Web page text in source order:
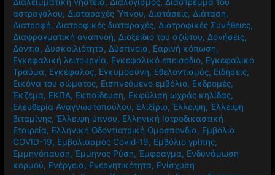
Διαλειμματική νηστεία,Διαλογισμός,Διάστρεμμα του
αστραγάλου,Διαταραχές Ύπνου,Διατάσεις,Διάταση,
Διατροφή,Διατροφικές διαταραχές,Διατροφικές Συνήθειες,
Διαφραγματική αναπνοή,Διοξείδιο του αζώτου,Δονήσεις,
Δόντια,Δυσκοιλιότητα,Δύσπνοια, Εαρινή κόπωση,
Εγκεφαλική λειτουργία, Εγκεφαλικό επεισόδιο, Εγκεφαλικό
Τραύμα, Εγκέφαλος, Εγκυμοσύνη, Εθελοντισμός, Ειδήσεις,
Εικόνα του σώματος, Εισπνεόμενο εμβόλιο, Εκδρομές,
Έκζεμα, ΕΚΠΑ, Εκπαίδευση, Εκφύλιση ωχράς κηλίδας,
Ελευθερία Αναγνωστοπούλου, Ελιξίριο,Έλλειψη,Έλλειψη
βιταμίνης,Έλλειψη ύπνου, Ελληνική Ιατροδικαστική
Εταιρεία, Ελληνική Οδοντιατρική Ομοσπονδία, Εμβόλια
COVID-19, Εμβολιασμός Covid-19, Εμβόλιο γρίπης,
Εμμηνόπαυση,Έμμηνος Ρύση,Έμφραγμα, Ενδυνάμωση
κορμού, Ενέργεια, Ενεργητικότητα, Ενίσχυση